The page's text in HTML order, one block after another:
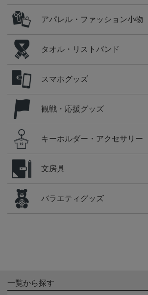
アパレル・ファッション小物
タオル・リストバンド
スマホグッズ
観戦・応援グッズ
キーホルダー・アクセサリー
文房具
バラエティグッズ
一覧から探す